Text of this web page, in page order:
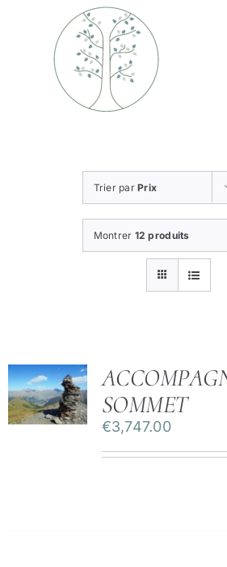
contenu
Trier parPrix
Montrer 12 produits
SOMMET
€3,747.00